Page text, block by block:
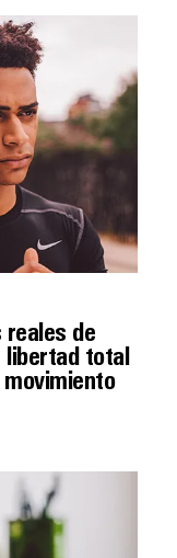
reales de
libertad total